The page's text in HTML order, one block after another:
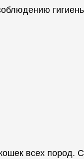
всех пород.